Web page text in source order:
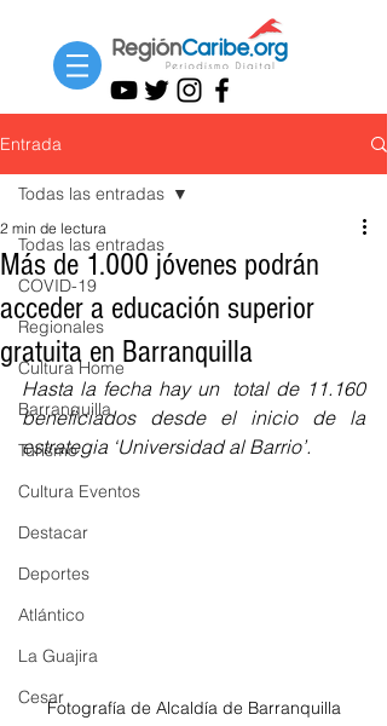
Entrada
Todas las entradas
COVID-19
Regionales
Cultura Home
Barranquilla
Turismo
Cultura Eventos
Destacar
Deportes
Atlántico
La Guajira
Cesar
Todas las entradas
Más de 1.000 jóvenes podrán
acceder a educación superior
gratuita en Barranquilla
2 min de lectura
Hasta la fecha hay un  total de 11.160
beneficiados desde el inicio de la
estrategia ‘Universidad al Barrio’.
Fotografía de Alcaldía de Barranquilla